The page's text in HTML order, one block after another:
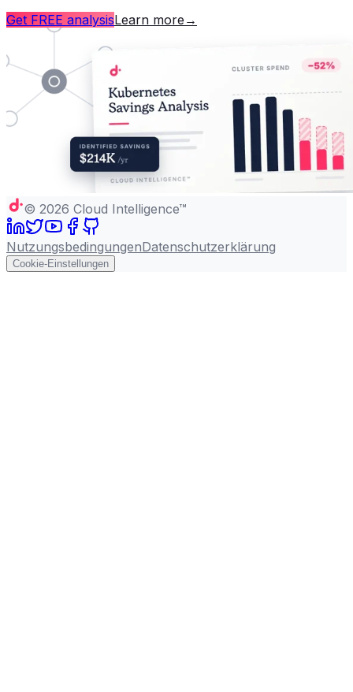
Get FREE analysisLearn more →
© 2026 Cloud Intelligence™
NutzungsbedingungenDatenschutzerklärung
Cookie-Einstellungen